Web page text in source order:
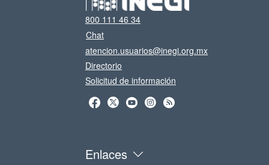
800 111 46 34
Chat
atencion.usuarios@inegi.org.mx
Directorio
Solicitud de información
Enlaces